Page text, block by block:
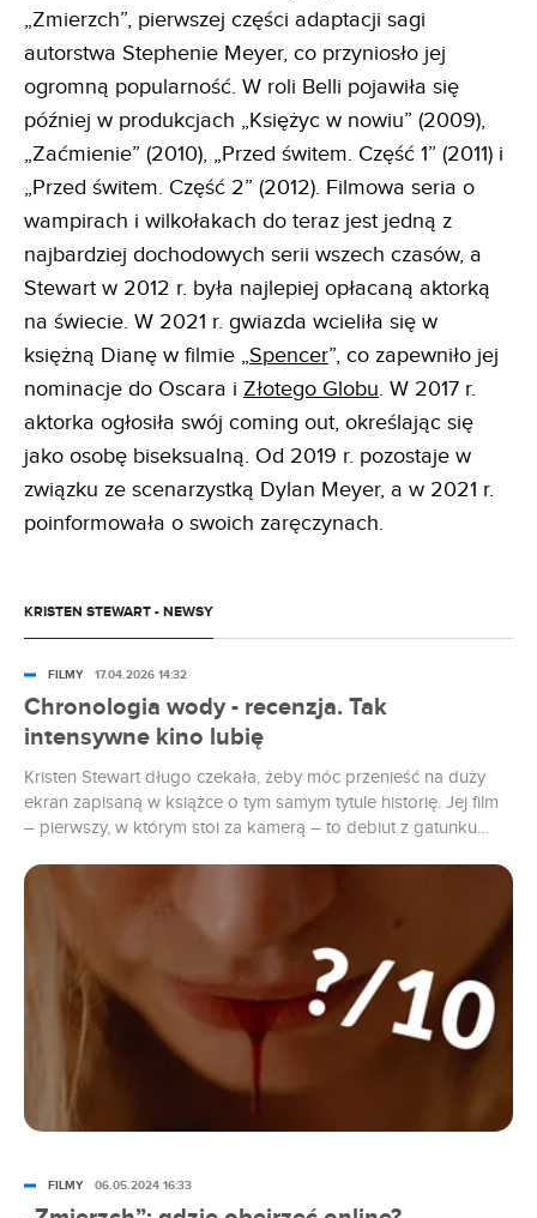
„Zmierzch”, pierwszej części adaptacji sagi
autorstwa Stephenie Meyer, co przyniosło jej
ogromną popularność. W roli Belli pojawiła się
później w produkcjach „Księżyc w nowiu” (2009),
„Zaćmienie” (2010), „Przed świtem. Część 1” (2011) i
„Przed świtem. Część 2” (2012). Filmowa seria o
wampirach i wilkołakach do teraz jest jedną z
najbardziej dochodowych serii wszech czasów, a
Stewart w 2012 r. była najlepiej opłacaną aktorką
na świecie. W 2021 r. gwiazda wcieliła się w
księżną Dianę w filmie „Spencer”, co zapewniło jej
nominacje do Oscara i Złotego Globu. W 2017 r.
aktorka ogłosiła swój coming out, określając się
jako osobę biseksualną. Od 2019 r. pozostaje w
związku ze scenarzystką Dylan Meyer, a w 2021 r.
poinformowała o swoich zaręczynach.
KRISTEN STEWART - NEWSY
Chronologia wody - recenzja. Tak
intensywne kino lubię
Kristen Stewart długo czekała, żeby móc przenieść na duży
ekran zapisaną w książce o tym samym tytule historię. Jej film
– pierwszy, w którym stoi za kamerą – to debiut z gatunku
wyjdą.
FILMY 17.04.2026 14:32
FILMY 06.05.2024 16:33